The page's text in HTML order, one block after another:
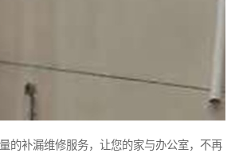
的补漏维修服务，让您的家与办公室，不再